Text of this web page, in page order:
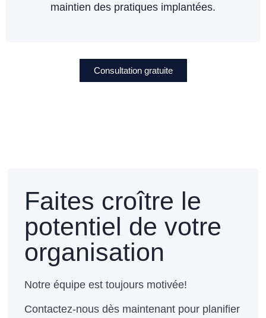
maintien des pratiques implantées.
Consultation gratuite
Faites croître le
potentiel de votre
organisation
Notre équipe est toujours motivée!
Contactez-nous dès maintenant pour planifier